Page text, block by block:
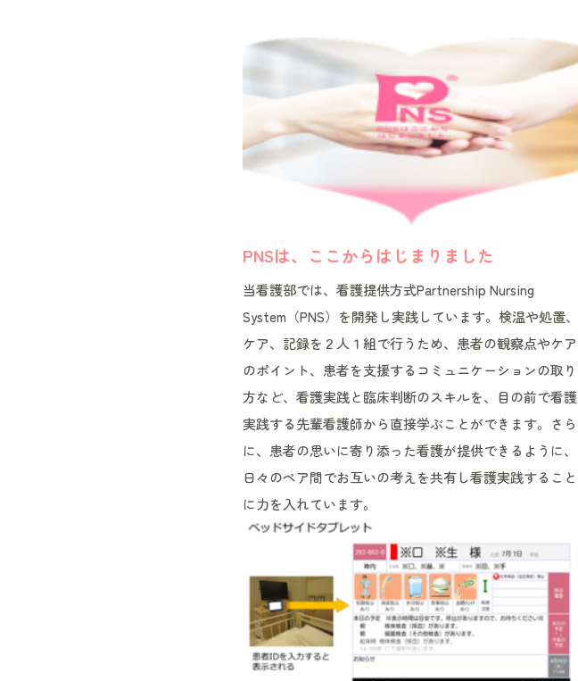
PNSは、ここからはじまりました
当看護部では、看護提供方式Partnership Nursing
System（PNS）を開発し実践しています。検温や処置、
ケア、記録を２人１組で行うため、患者の観察点やケア
のポイント、患者を支援するコミュニケーションの取り
方など、看護実践と臨床判断のスキルを、目の前で看護
実践する先輩看護師から直接学ぶことができます。さら
に、患者の思いに寄り添った看護が提供できるように、
日々のペア間でお互いの考えを共有し看護実践すること
に力を入れています。